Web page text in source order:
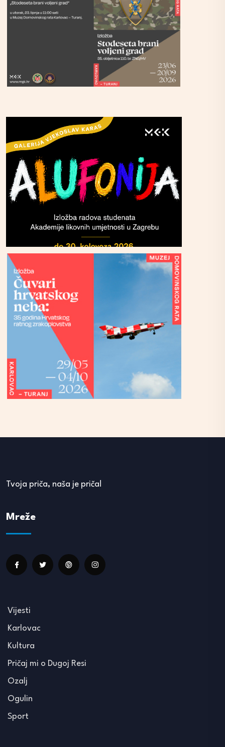
Tvoja priča, naša je priča!
Mreže
Vijesti
Karlovac
Kultura
Pričaj mi o Dugoj Resi
Ozalj
Ogulin
Sport